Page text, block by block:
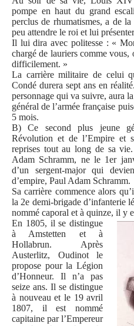
pompe en haut du grand
perclus de rhumatismes, a de
peu attendre le roi et lui
Il lui dira avec politesse : «
chargé de lauriers comme vous,
difficilement. »
La carrière militaire de celui
Condé durera sept ans en
personnage qui va suivre, aura
général de l’armée française
5 mois.
B) Ce second plus jeune
Révolution et de l’Empire et
reprises tout au long de sa
Adam Schramm, ne le 1er
d’un sergent-major qui
d’empire, Paul Adam Schramm.
Sa carrière commence alors
la 2e demi-brigade d’infanterie
nommé caporal et à quinze, il y
En 1805, il se distingue
à Amstetten et à
Hollabrun. Après
Austerlitz, Oudinot le
propose pour la Légion
d’Honneur. Il n’a pas
seize ans. Il se distingue
à nouveau et le 19 avril
1807, il est nommé
capitaine par l’Empereur